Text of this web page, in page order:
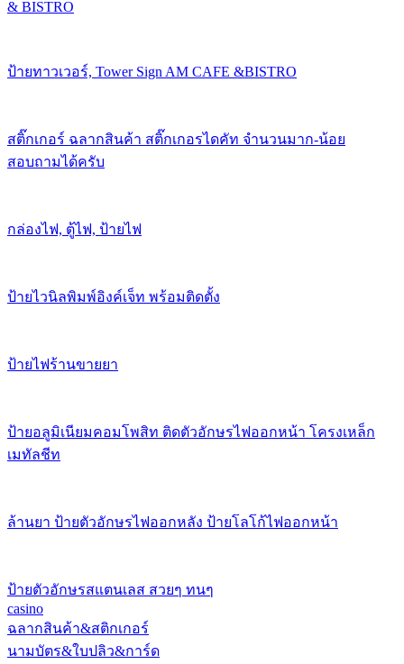
& BISTRO
ป้ายทาวเวอร์, Tower Sign AM CAFE &BISTRO
สติ๊กเกอร์ ฉลากสินค้า สติ๊กเกอรไดคัท จำนวนมาก-น้อย
สอบถามได้ครับ
กล่องไฟ, ตู้ไฟ, ป้ายไฟ
ป้ายไวนิลพิมพ์อิงค์เจ็ท พร้อมติดตั้ง
ป้ายไฟร้านขายยา
ป้ายอลูมิเนียมคอมโพสิท ติดตัวอักษรไฟออกหน้า โครงเหล็ก
เมทัลชีท
ล้านยา ป้ายตัวอักษรไฟออกหลัง ป้ายโลโก้ไฟออกหน้า
ป้ายตัวอักษรสแตนเลส สวยๆ ทนๆ
casino
ฉลากสินค้า&สติกเกอร์
นามบัตร&ใบปลิว&การ์ด